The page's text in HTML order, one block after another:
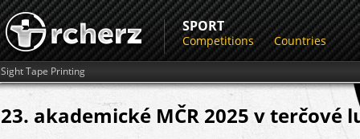
SPORT
Competitions Countries
Sight Tape Printing
23. akademické MČR 2025 v terčové